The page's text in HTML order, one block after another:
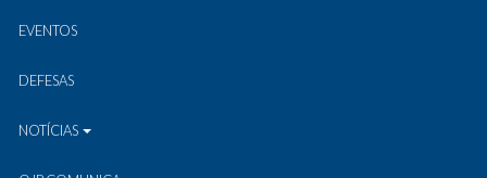
EVENTOS
DEFESAS
NOTÍCIAS